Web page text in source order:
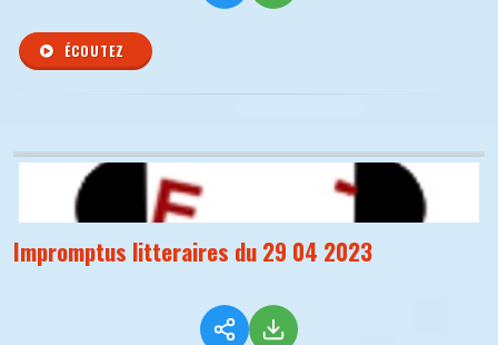
ÉCOUTEZ
Impromptus litteraires du 29 04 2023